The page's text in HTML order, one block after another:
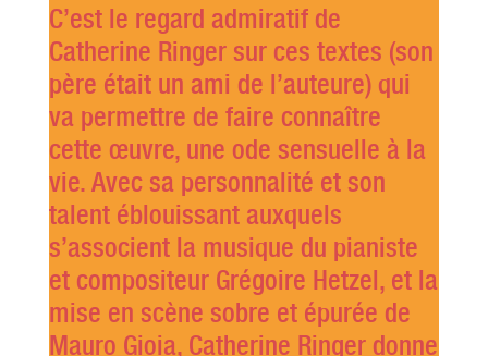
C’est le regard admiratif de
Catherine Ringer sur ces textes (son
père était un ami de l’auteure) qui
va permettre de faire connaître
cette œuvre, une ode sensuelle à la
vie. Avec sa personnalité et son
talent éblouissant auxquels
s’associent la musique du pianiste
et compositeur Grégoire Hetzel, et la
mise en scène sobre et épurée de
Mauro Gioia, Catherine Ringer donne